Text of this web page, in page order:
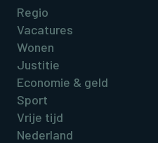
Regio
Vacatures
Wonen
Justitie
Economie & geld
Sport
Vrije tijd
Nederland